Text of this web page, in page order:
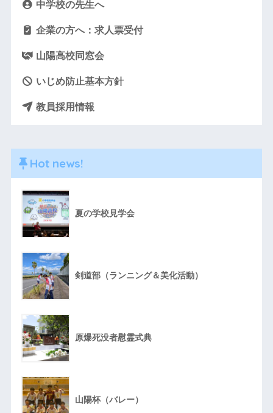
中学校の先生へ
企業の方へ：求人票受付
山陽高校同窓会
いじめ防止基本方針
教員採用情報
Hot news!
夏の学校見学会
剣道部（ランニング＆美化活動）
原爆死没者慰霊式典
山陽杯（バレー）